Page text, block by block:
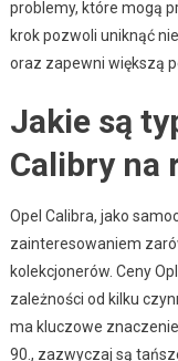
problemy, które mogą
krok pozwoli uniknąć
oraz zapewni większą
Jakie są
Calibry na
Opel Calibra, jako
zainteresowaniem
kolekcjonerów. Ceny
zależności od kilku
ma kluczowe
90., zazwyczaj są